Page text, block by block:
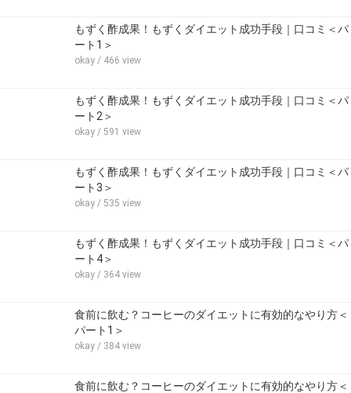
もずく酢成果！もずくダイエット成功手段｜口コミ＜パ
ート1＞
okay / 466 view
もずく酢成果！もずくダイエット成功手段｜口コミ＜パ
ート2＞
okay / 591 view
もずく酢成果！もずくダイエット成功手段｜口コミ＜パ
ート3＞
okay / 535 view
もずく酢成果！もずくダイエット成功手段｜口コミ＜パ
ート4＞
okay / 364 view
食前に飲む？コーヒーのダイエットに有効的なやり方＜
パート1＞
okay / 384 view
食前に飲む？コーヒーのダイエットに有効的なやり方＜